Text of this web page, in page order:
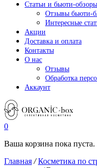
Статьи и бьюти-обзоры
Отзывы бьюти-
Интересные
Акции
Доставка и оплата
Контакты
О нас
Отзывы
Обработка
Аккаунт
0
Ваша корзина пока пуста.
Главная /Косметика по